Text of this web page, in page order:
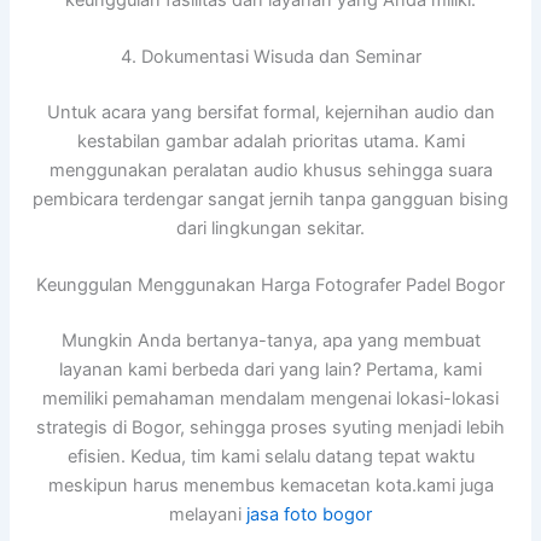
4. Dokumentasi Wisuda dan Seminar
Untuk acara yang bersifat formal, kejernihan audio dan
kestabilan gambar adalah prioritas utama. Kami
menggunakan peralatan audio khusus sehingga suara
pembicara terdengar sangat jernih tanpa gangguan bising
dari lingkungan sekitar.
Keunggulan Menggunakan Harga Fotografer Padel Bogor
Mungkin Anda bertanya-tanya, apa yang membuat
layanan kami berbeda dari yang lain? Pertama, kami
memiliki pemahaman mendalam mengenai lokasi-lokasi
strategis di Bogor, sehingga proses syuting menjadi lebih
efisien. Kedua, tim kami selalu datang tepat waktu
meskipun harus menembus kemacetan kota.kami juga
melayani jasa foto bogor